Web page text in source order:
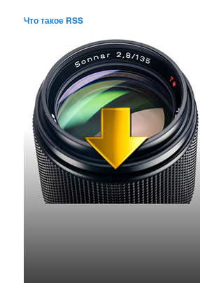
Что такое RSS